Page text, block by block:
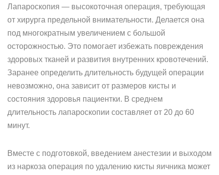
Лапароскопия — высокоточная операция, требующая
от хирурга предельной внимательности. Делается она
под многократным увеличением с большой
осторожностью. Это помогает избежать повреждения
здоровых тканей и развития внутренних кровотечений.
Заранее определить длительность будущей операции
невозможно, она зависит от размеров кисты и
состояния здоровья пациентки. В среднем
длительность лапароскопии составляет от 20 до 60
минут.
Вместе с подготовкой, введением анестезии и выходом
из наркоза операция по удалению кисты яичника может